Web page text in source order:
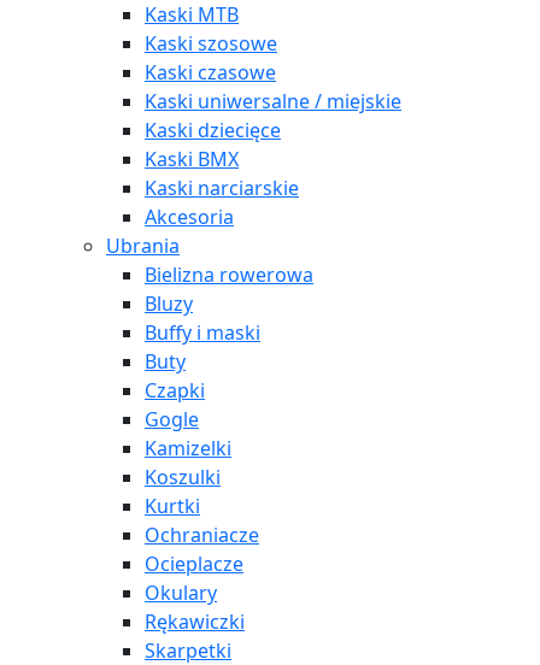
Kaski MTB
Kaski szosowe
Kaski czasowe
Kaski uniwersalne / miejskie
Kaski dziecięce
Kaski BMX
Kaski narciarskie
Akcesoria
Ubrania
Bielizna rowerowa
Bluzy
Buffy i maski
Buty
Czapki
Gogle
Kamizelki
Koszulki
Kurtki
Ochraniacze
Ocieplacze
Okulary
Rękawiczki
Skarpetki